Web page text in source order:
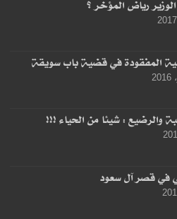
رياض المؤخر ؟
المفقودة في قضية باب سويقة
والرضيع : شيئا من الحياء !!!
في قصر آل سعود